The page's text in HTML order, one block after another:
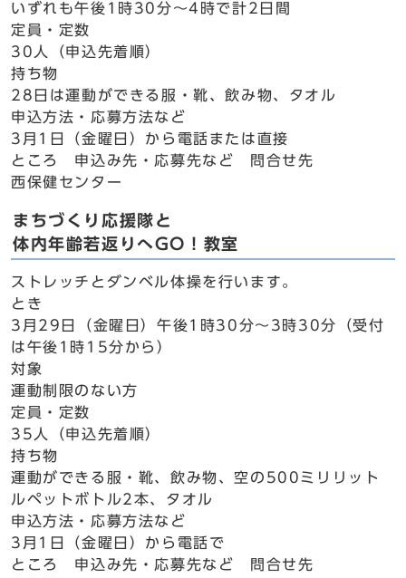
いずれも午後1時30分～4時で計2日間
定員・定数
30人（申込先着順）
持ち物
28日は運動ができる服・靴、飲み物、タオル
申込方法・応募方法など
3月1日（金曜日）から電話または直接
ところ 申込み先・応募先など 問合せ先
西保健センター
まちづくり応援隊と
体内年齢若返りへGO！教室
ストレッチとダンベル体操を行います。
とき
3月29日（金曜日）午後1時30分～3時30分（受付
は午後1時15分から）
対象
運動制限のない方
定員・定数
35人（申込先着順）
持ち物
運動ができる服・靴、飲み物、空の500ミリリット
ルペットボトル2本、タオル
申込方法・応募方法など
3月1日（金曜日）から電話で
ところ 申込み先・応募先など 問合せ先